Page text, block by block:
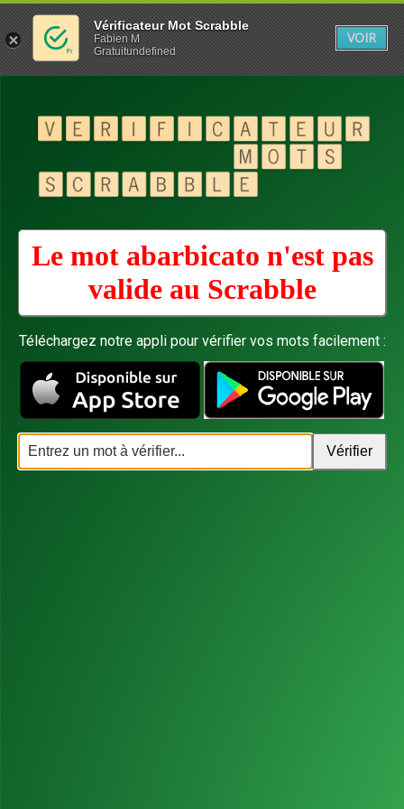
Le mot abarbicato n'est pas
valide au Scrabble
Téléchargez notre appli pour vérifier vos mots facilement :
Vérificateur Mot Scrabble
Fabien M
Gratuitundefined
VOIR